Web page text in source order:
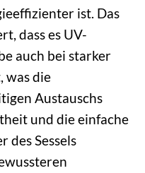
ist. Das
dass es UV-
auch bei starker
was die
Austauschs
und die einfache
des Sessels